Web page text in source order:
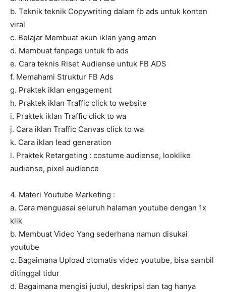
b. Teknik teknik Copywriting dalam fb ads untuk konten
viral
c. Belajar Membuat akun iklan yang aman
d. Membuat fanpage untuk fb ads
e. Cara teknis Riset Audiense untuk FB ADS
f. Memahami Struktur FB Ads
g. Praktek iklan engagement
h. Praktek iklan Traffic click to website
i. Praktek iklan Traffic click to wa
j. Cara iklan Traffic Canvas click to wa
k. Cara iklan lead generation
l. Praktek Retargeting : costume audiense, looklike
audiense, pixel audience
4. Materi Youtube Marketing :
a. Cara menguasai seluruh halaman youtube dengan 1x
klik
b. Membuat Video Yang sederhana namun disukai
youtube
c. Bagaimana Upload otomatis video youtube, bisa sambil
ditinggal tidur
d. Bagaimana mengisi judul, deskripsi dan tag hanya